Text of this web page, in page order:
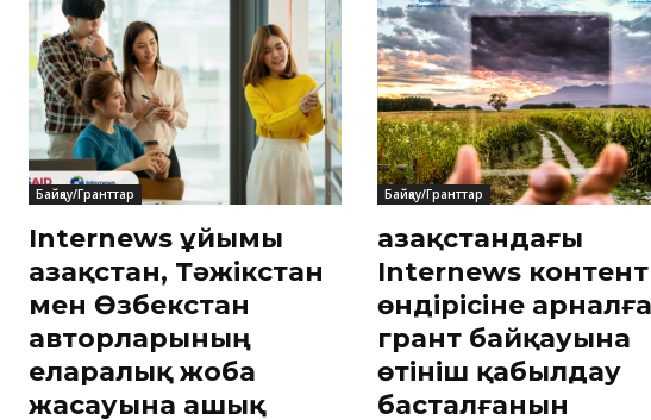
Байқау/Гранттар
Internews ұйымы
Қазақстан, Тәжікстан
мен Өзбекстан
авторларының
еларалық жоба
жасауына ашық
Байқау/Гранттар
Қазақстандағы
Internews контент
өндірісіне
грант байқауына
өтініш қабылдау
басталғанын